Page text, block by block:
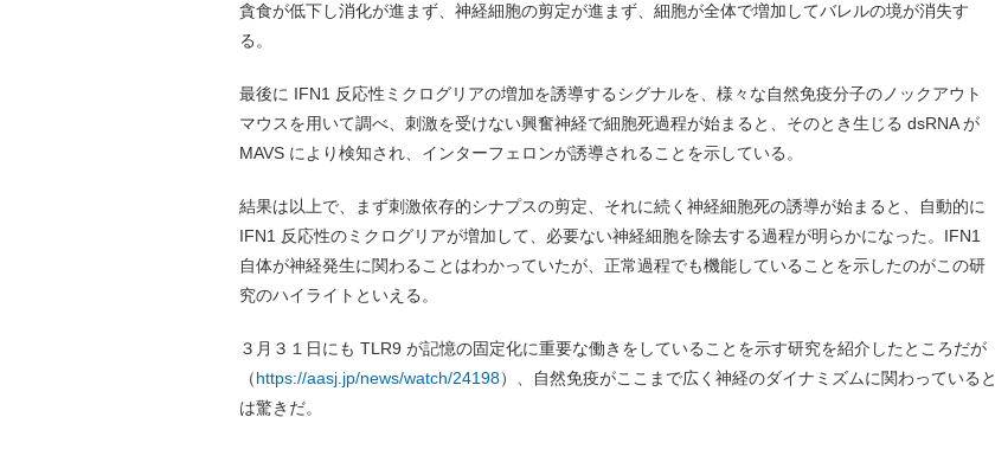
貪食が低下し消化が進まず、神経細胞の剪定が進まず、細胞が全体で増加してバレルの境が消失す
る。
最後に IFN1 反応性ミクログリアの増加を誘導するシグナルを、様々な自然免疫分子のノックアウト
マウスを用いて調べ、刺激を受けない興奮神経で細胞死過程が始まると、そのとき生じる dsRNA が
MAVS により検知され、インターフェロンが誘導されることを示している。
結果は以上で、まず刺激依存的シナプスの剪定、それに続く神経細胞死の誘導が始まると、自動的に
IFN1 反応性のミクログリアが増加して、必要ない神経細胞を除去する過程が明らかになった。IFN1
自体が神経発生に関わることはわかっていたが、正常過程でも機能していることを示したのがこの研
究のハイライトといえる。
３月３１日にも TLR9 が記憶の固定化に重要な働きをしていることを示す研究を紹介したところだが
（https://aasj.jp/news/watch/24198）、自然免疫がここまで広く神経のダイナミズムに関わっていると
は驚きだ。